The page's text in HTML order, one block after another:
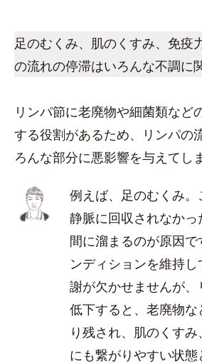
足のむくみ、肌のくすみ、免疫
の流れの停滞はいろんな不調に
リンパ節に老廃物や細菌類など
する役割があるため、リンパの
ろんな部分に悪影響を与えてし
例えば、足のむくみ
静脈に回収されなか
間に溜まるのが原因
ンディションを維持
謝が欠かせませんが
低下すると、老廃物
り残され、肌のくす
にも繋がりやすい状態